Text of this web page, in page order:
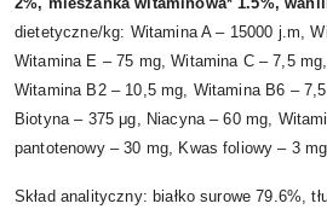
dietetyczne/kg: Witamina A – 15000 j.m,
Witamina E – 75 mg, Witamina C – 7,5
Witamina B2 – 10,5 mg, Witamina B6 –
Biotyna – 375 μg, Niacyna – 60 mg,
pantotenowy – 30 mg, Kwas foliowy – 3
Skład analityczny: białko surowe 79.6%,